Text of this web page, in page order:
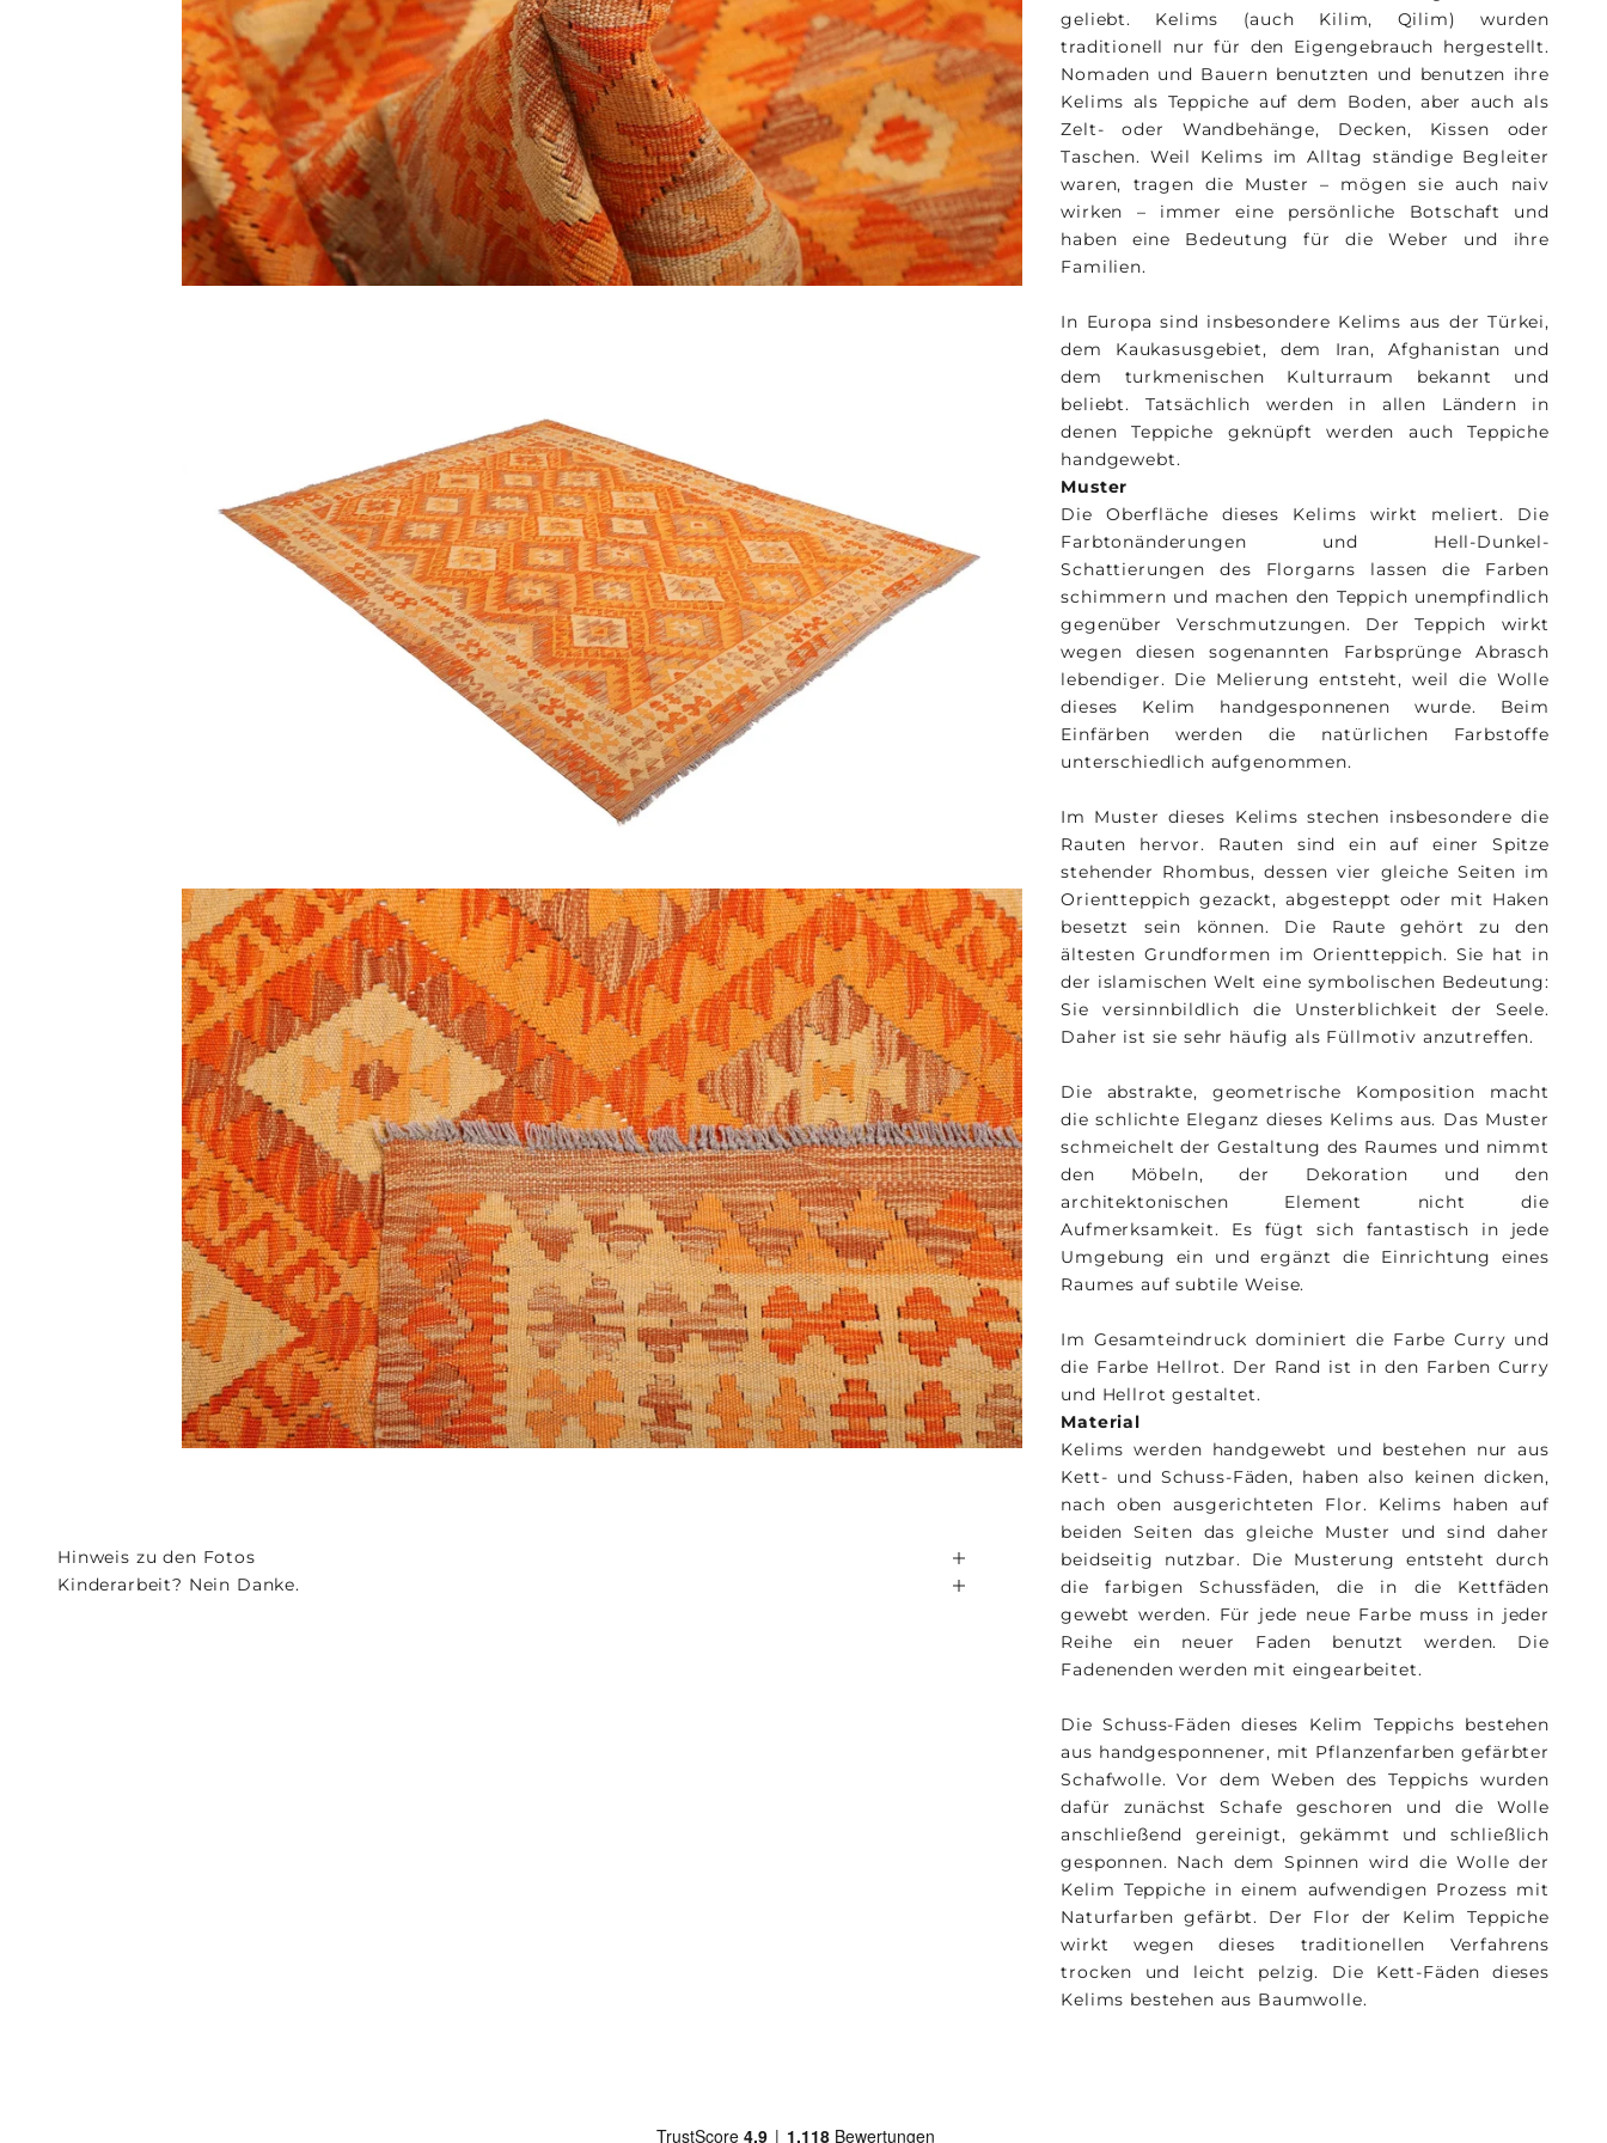
geliebt. Kelims (auch Kilim, Qilim) wurden
traditionell nur für den Eigengebrauch hergestellt.
Nomaden und Bauern benutzten und benutzen ihre
Kelims als Teppiche auf dem Boden, aber auch als
Zelt- oder Wandbehänge, Decken, Kissen oder
Taschen. Weil Kelims im Alltag ständige Begleiter
waren, tragen die Muster – mögen sie auch naiv
wirken – immer eine persönliche Botschaft und
haben eine Bedeutung für die Weber und ihre
Familien.
In Europa sind insbesondere Kelims aus der Türkei,
dem Kaukasusgebiet, dem Iran, Afghanistan und
dem turkmenischen Kulturraum bekannt und
beliebt. Tatsächlich werden in allen Ländern in
denen Teppiche geknüpft werden auch Teppiche
handgewebt.
Muster
Die Oberfläche dieses Kelims wirkt meliert. Die
Farbtonänderungen und Hell-Dunkel-
Schattierungen des Florgarns lassen die Farben
schimmern und machen den Teppich unempfindlich
gegenüber Verschmutzungen. Der Teppich wirkt
wegen diesen sogenannten Farbsprünge Abrasch
lebendiger. Die Melierung entsteht, weil die Wolle
dieses Kelim handgesponnenen wurde. Beim
Einfärben werden die natürlichen Farbstoffe
unterschiedlich aufgenommen.
Im Muster dieses Kelims stechen insbesondere die
Rauten hervor. Rauten sind ein auf einer Spitze
stehender Rhombus, dessen vier gleiche Seiten im
Orientteppich gezackt, abgesteppt oder mit Haken
besetzt sein können. Die Raute gehört zu den
ältesten Grundformen im Orientteppich. Sie hat in
der islamischen Welt eine symbolischen Bedeutung:
Sie versinnbildlich die Unsterblichkeit der Seele.
Daher ist sie sehr häufig als Füllmotiv anzutreffen.
Die abstrakte, geometrische Komposition macht
die schlichte Eleganz dieses Kelims aus. Das Muster
schmeichelt der Gestaltung des Raumes und nimmt
den Möbeln, der Dekoration und den
architektonischen Element nicht die
Aufmerksamkeit. Es fügt sich fantastisch in jede
Umgebung ein und ergänzt die Einrichtung eines
Raumes auf subtile Weise.
Im Gesamteindruck dominiert die Farbe Curry und
die Farbe Hellrot. Der Rand ist in den Farben Curry
und Hellrot gestaltet.
Material
Kelims werden handgewebt und bestehen nur aus
Kett- und Schuss-Fäden, haben also keinen dicken,
nach oben ausgerichteten Flor. Kelims haben auf
beiden Seiten das gleiche Muster und sind daher
beidseitig nutzbar. Die Musterung entsteht durch
die farbigen Schussfäden, die in die Kettfäden
gewebt werden. Für jede neue Farbe muss in jeder
Reihe ein neuer Faden benutzt werden. Die
Fadenenden werden mit eingearbeitet.
Die Schuss-Fäden dieses Kelim Teppichs bestehen
aus handgesponnener, mit Pflanzenfarben gefärbter
Schafwolle. Vor dem Weben des Teppichs wurden
dafür zunächst Schafe geschoren und die Wolle
anschließend gereinigt, gekämmt und schließlich
gesponnen. Nach dem Spinnen wird die Wolle der
Kelim Teppiche in einem aufwendigen Prozess mit
Naturfarben gefärbt. Der Flor der Kelim Teppiche
wirkt wegen dieses traditionellen Verfahrens
trocken und leicht pelzig. Die Kett-Fäden dieses
Kelims bestehen aus Baumwolle.
Hinweis zu den Fotos
Kinderarbeit? Nein Danke.